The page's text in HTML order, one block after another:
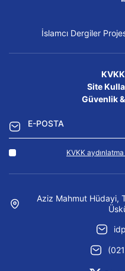
İslamcı Dergiler
Site
Güvenlik
KVKK
Aziz Mahmut Hüdayi,